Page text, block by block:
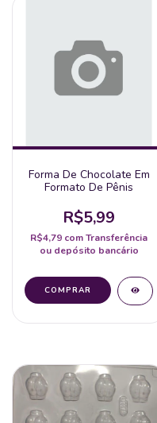
Forma De Chocolate Em
Formato De Pênis
R$5,99
R$4,79 comTransferência
ou depósito bancário